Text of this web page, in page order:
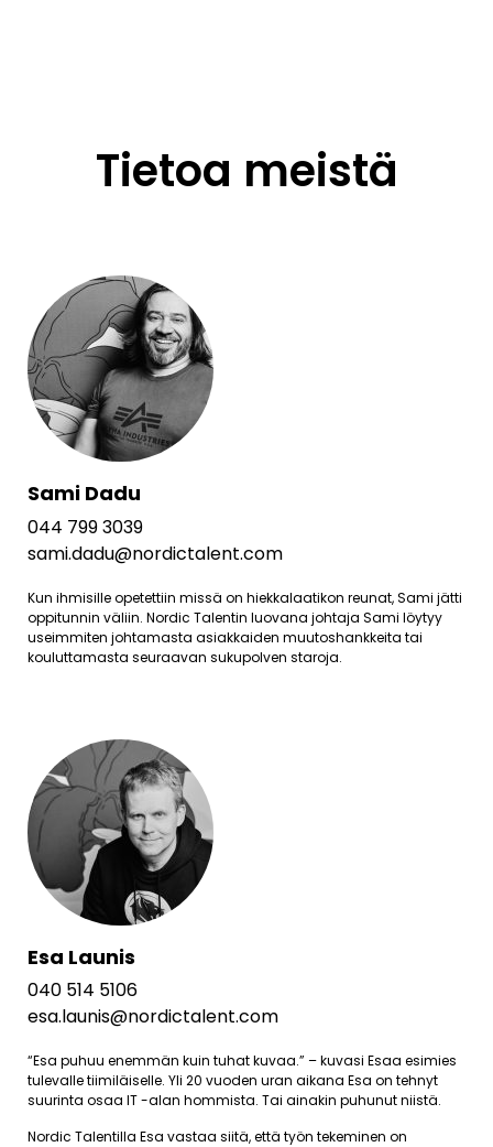
Tietoa meistä
Sami Dadu
044 799 3039
sami.dadu@nordictalent.com
Kun ihmisille opetettiin missä on hiekkalaatikon reunat, Sami jätti
oppitunnin väliin. Nordic Talentin luovana johtaja Sami löytyy
useimmiten johtamasta asiakkaiden muutoshankkeita tai
kouluttamasta seuraavan sukupolven staroja.
Esa Launis
040 514 5106
esa.launis@nordictalent.com
“Esa puhuu enemmän kuin tuhat kuvaa.” – kuvasi Esaa esimies
tulevalle tiimiläiselle. Yli 20 vuoden uran aikana Esa on tehnyt
suurinta osaa IT -alan hommista. Tai ainakin puhunut niistä.
Nordic Talentilla Esa vastaa siitä, että työn tekeminen on